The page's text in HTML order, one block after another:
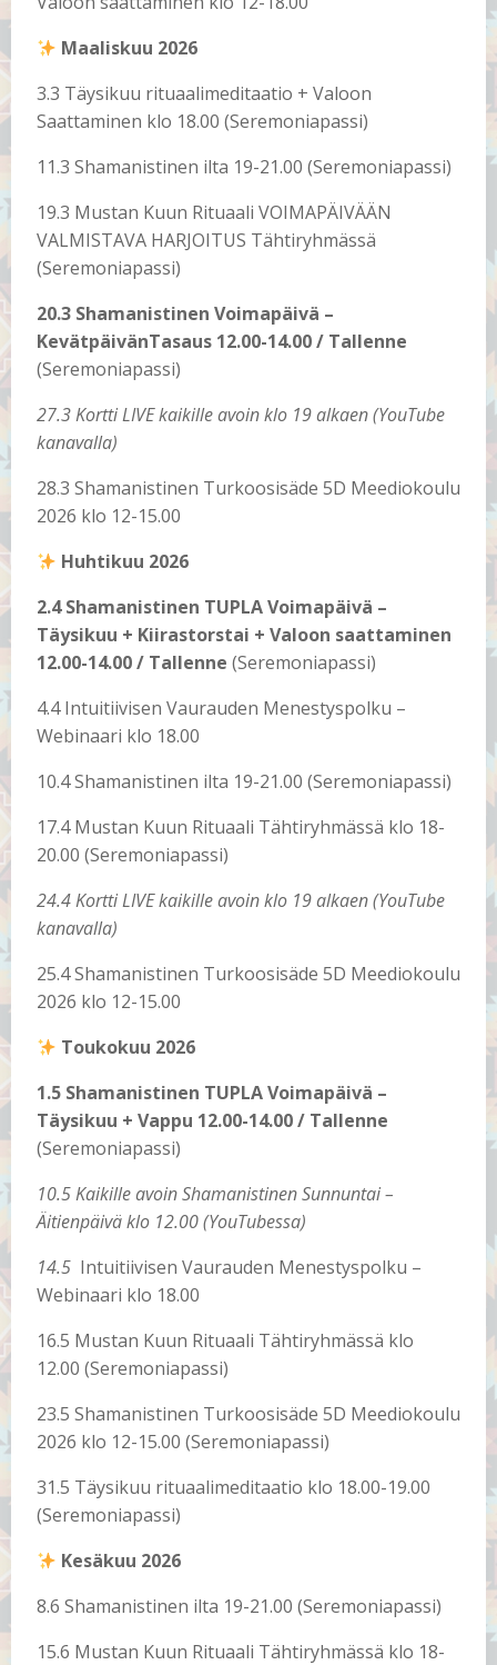
Maaliskuu 2026
3.3 Täysikuu rituaalimeditaatio + Valoon
Saattaminen klo 18.00 (Seremoniapassi)
11.3 Shamanistinen ilta 19-21.00 (Seremoniapassi)
19.3 Mustan Kuun Rituaali VOIMAPÄIVÄÄN
VALMISTAVA HARJOITUS Tähtiryhmässä
(Seremoniapassi)
20.3 Shamanistinen Voimapäivä –
KevätpäivänTasaus 12.00-14.00 / Tallenne
(Seremoniapassi)
27.3 Kortti LIVE kaikille avoin klo 19 alkaen (YouTube
kanavalla)
28.3 Shamanistinen Turkoosisäde 5D Meediokoulu
2026 klo 12-15.00
Huhtikuu 2026
2.4 Shamanistinen TUPLA Voimapäivä –
Täysikuu + Kiirastorstai + Valoon saattaminen
12.00-14.00 / Tallenne (Seremoniapassi)
4.4 Intuitiivisen Vaurauden Menestyspolku –
Webinaari klo 18.00
10.4 Shamanistinen ilta 19-21.00 (Seremoniapassi)
17.4 Mustan Kuun Rituaali Tähtiryhmässä klo 18-
20.00 (Seremoniapassi)
24.4 Kortti LIVE kaikille avoin klo 19 alkaen (YouTube
kanavalla)
25.4 Shamanistinen Turkoosisäde 5D Meediokoulu
2026 klo 12-15.00
Toukokuu 2026
1.5 Shamanistinen TUPLA Voimapäivä –
Täysikuu + Vappu 12.00-14.00 / Tallenne
(Seremoniapassi)
10.5 Kaikille avoin Shamanistinen Sunnuntai –
Äitienpäivä klo 12.00 (YouTubessa)
14.5 Intuitiivisen Vaurauden Menestyspolku –
Webinaari klo 18.00
16.5 Mustan Kuun Rituaali Tähtiryhmässä klo
12.00 (Seremoniapassi)
23.5 Shamanistinen Turkoosisäde 5D Meediokoulu
2026 klo 12-15.00 (Seremoniapassi)
31.5 Täysikuu rituaalimeditaatio klo 18.00-19.00
(Seremoniapassi)
Kesäkuu 2026
8.6 Shamanistinen ilta 19-21.00 (Seremoniapassi)
15.6 Mustan Kuun Rituaali Tähtiryhmässä klo 18-